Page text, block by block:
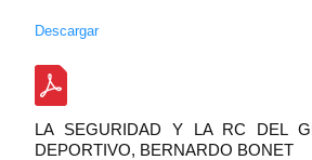
Descargar
LA SEGURIDAD Y LA RC DEL
DEPORTIVO, BERNARDO BONET